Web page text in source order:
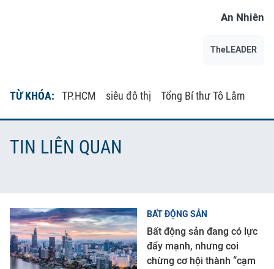
An Nhiên
TheLEADER
TỪ KHÓA: TP.HCM siêu đô thị Tổng Bí thư Tô Lâm
TIN LIÊN QUAN
BẤT ĐỘNG SẢN
Bất động sản đang có lực
đẩy mạnh, nhưng coi
chừng cơ hội thành “cạm